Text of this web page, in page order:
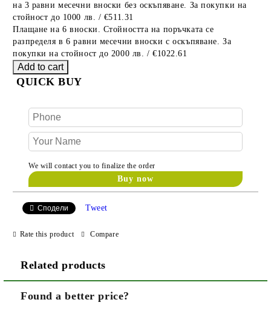
на 3 равни месечни вноски без оскъпяване. За покупки на
стойност до 1000 лв. / €511.31
Плащане на 6 вноски. Стойността на поръчката се
разпределя в 6 равни месечни вноски с оскъпяване. За
покупки на стойност до 2000 лв. / €1022.61
QUICK BUY
We will contact you to finalize the order
Сподели Tweet
Rate this product Compare
Related products
Found a better price?